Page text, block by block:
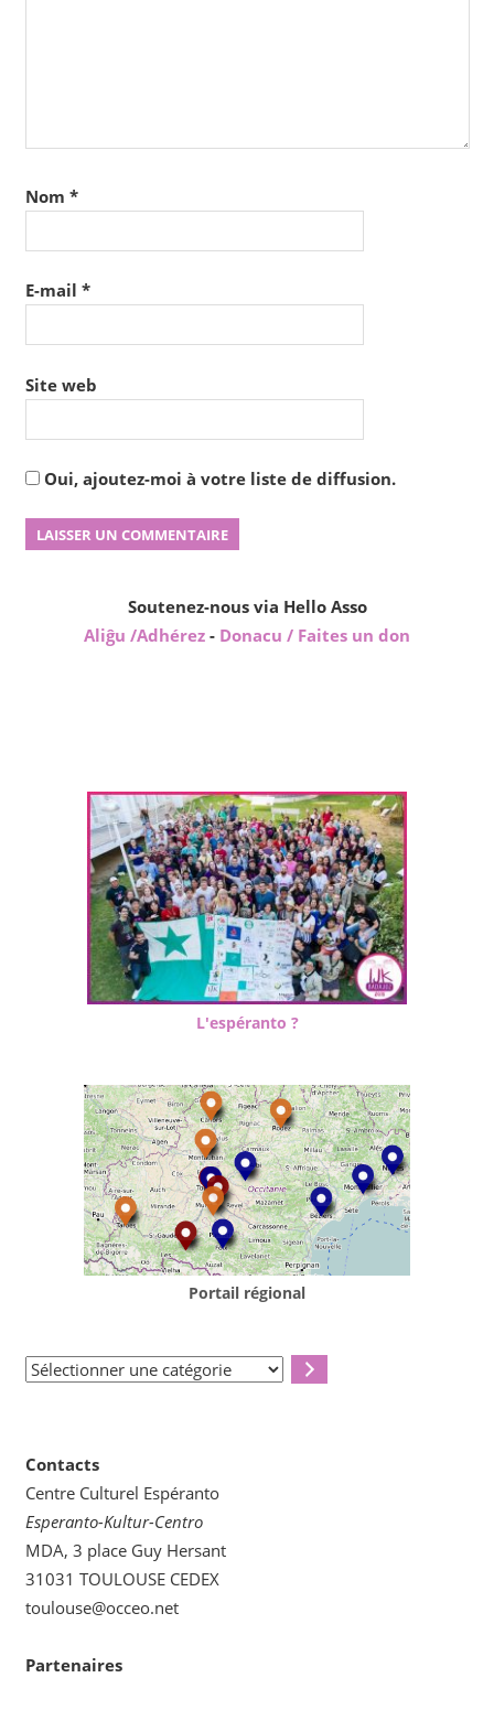
Nom *
E-mail *
Site web
Oui, ajoutez-moi à votre liste de diffusion.
Soutenez-nous via Hello Asso
Aliĝu /Adhérez - Donacu / Faites un don
L'espéranto ?
Portail régional
Sélectionner
Contacts
Centre Culturel Espéranto
Esperanto-Kultur-Centro
MDA, 3 place Guy Hersant
31031 TOULOUSE CEDEX
toulouse@occeo.net
Partenaires